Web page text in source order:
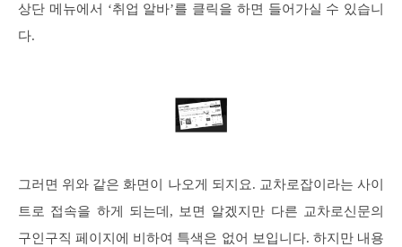
상단 메뉴에서 ‘취업 알바’를 클릭을 하면 들어가실 수 있습니
다.
그러면 위와 같은 화면이 나오게 되지요. 교차로잡이라는 사이
트로 접속을 하게 되는데, 보면 알겠지만 다른 교차로신문의
구인구직 페이지에 비하여 특색은 없어 보입니다. 하지만 내용